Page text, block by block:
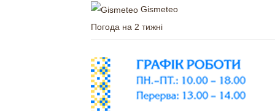
Gismeteo
Погода на 2 тижні